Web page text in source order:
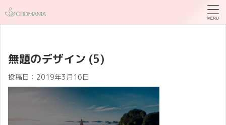
無題のデザイン (5)
投稿日： 2019年3月16日